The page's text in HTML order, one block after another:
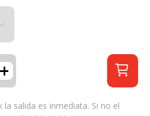
+
salida es inmediata. Si no el